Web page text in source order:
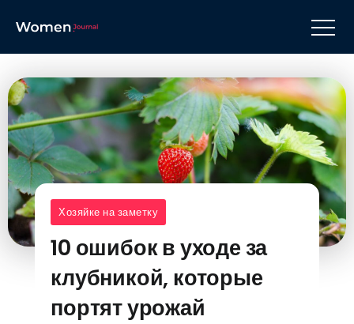
Хозяйке на заметку
10 ошибок в уходе за
клубникой, которые
портят урожай